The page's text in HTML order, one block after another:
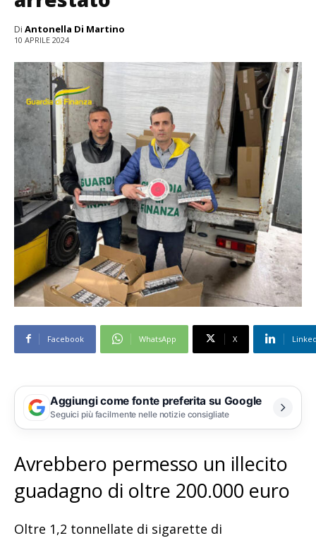
Di Antonella Di Martino
10 APRILE 2024
Facebook WhatsApp X
Aggiungi come fonte preferita su Google
Seguici più facilmente nelle notizie consigliate
Avrebbero permesso un illecito
guadagno di oltre 200.000 euro
Oltre 1,2 tonnellate di sigarette di